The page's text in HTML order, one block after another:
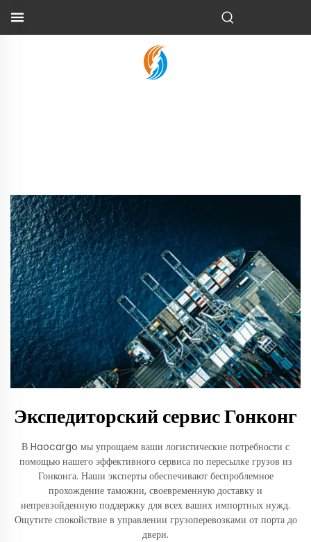
Экспедиторский сервис Гонконг
В Haocargo мы упрощаем ваши логистические потребности с
помощью нашего эффективного сервиса по пересылке грузов из
Гонконга. Наши эксперты обеспечивают беспроблемное
прохождение таможни, своевременную доставку и
непревзойденную поддержку для всех ваших импортных нужд.
Ощутите спокойствие в управлении грузоперевозками от порта до
двери.